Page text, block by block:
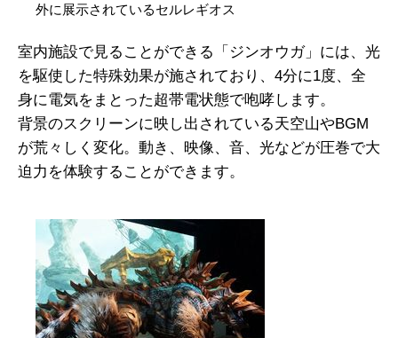
外に展示されているセルレギオス
室内施設で見ることができる「ジンオウガ」には、光
を駆使した特殊効果が施されており、4分に1度、全
身に電気をまとった超帯電状態で咆哮します。
背景のスクリーンに映し出されている天空山やBGM
が荒々しく変化。動き、映像、音、光などが圧巻で大
迫力を体験することができます。